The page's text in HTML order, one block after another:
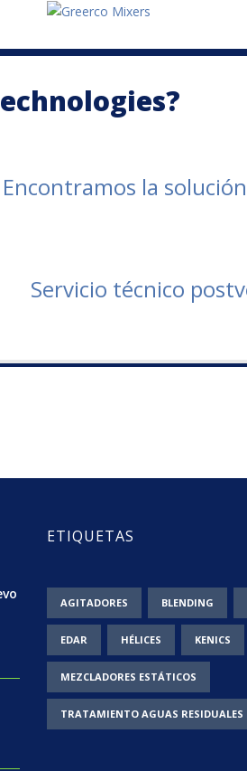
Encontramos la solución
Servicio técnico
ETIQUETAS
AGITADORES BLENDING
EDAR HÉLICES KENICS
MEZCLADORES ESTÁTICOS
TRATAMIENTO AGUAS RESIDUALES